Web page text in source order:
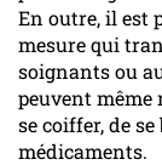
En outre, il est
mesure qui
soignants ou
peuvent même
se coiffer, de
médicaments.